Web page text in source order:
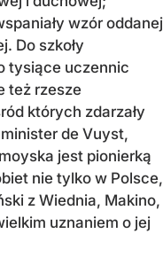
wzór oddanej
Do szkoły
tysiące uczennic
też rzesze
których zdarzały
de Vuyst,
jest pionierką
nie tylko w Polsce,
z Wiednia, Makino,
uznaniem o jej